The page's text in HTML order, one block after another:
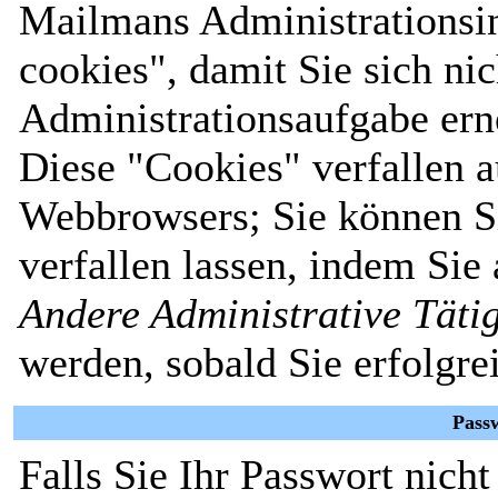
Mailmans
cookies", damit Sie sich
Administrationsaufgabe
Diese "Cookies" verfallen
Webbrowsers; Sie können
verfallen lassen, indem
Andere Administrative
werden, sobald Sie
Falls Sie Ihr Passwort